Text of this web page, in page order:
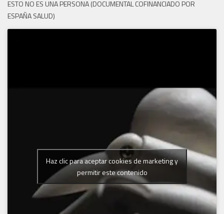
ESTO NO ES UNA PERSONA (DOCUMENTAL COFINANCIADO POR
ESPAÑA SALUD)
Haz clic para aceptar cookies de marketing y
permitir este contenido